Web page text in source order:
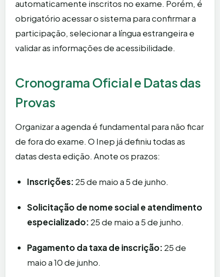
automaticamente inscritos no exame. Porém, é
obrigatório acessar o sistema para confirmar a
participação, selecionar a língua estrangeira e
validar as informações de acessibilidade.
Cronograma Oficial e Datas das
Provas
Organizar a agenda é fundamental para não ficar
de fora do exame. O Inep já definiu todas as
datas desta edição. Anote os prazos:
Inscrições: 25 de maio a 5 de junho.
Solicitação de nome social e atendimento
especializado: 25 de maio a 5 de junho.
Pagamento da taxa de inscrição: 25 de
maio a 10 de junho.